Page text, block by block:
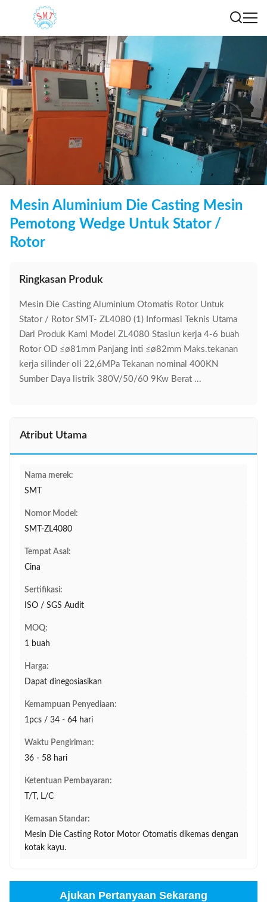
Mesin Aluminium Die Casting Mesin
Pemotong Wedge Untuk Stator /
Rotor
Ringkasan Produk
Mesin Die Casting Aluminium Otomatis Rotor Untuk
Stator / Rotor SMT- ZL4080 (1) Informasi Teknis Utama
Dari Produk Kami Model ZL4080 Stasiun kerja 4-6 buah
Rotor OD ≤ø81mm Panjang inti ≤ø82mm Maks.tekanan
kerja silinder oli 22,6MPa Tekanan nominal 400KN
Sumber Daya listrik 380V/50/60 9Kw Berat ...
Atribut Utama
Nama merek:
SMT
Nomor Model:
SMT-ZL4080
Tempat Asal:
Cina
Sertifikasi:
ISO / SGS Audit
MOQ:
1 buah
Harga:
Dapat dinegosiasikan
Kemampuan Penyediaan:
1pcs / 34 - 64 hari
Waktu Pengiriman:
36 - 58 hari
Ketentuan Pembayaran:
T/T, L/C
Kemasan Standar:
Mesin Die Casting Rotor Motor Otomatis dikemas dengan
kotak kayu.
Ajukan Pertanyaan Sekarang